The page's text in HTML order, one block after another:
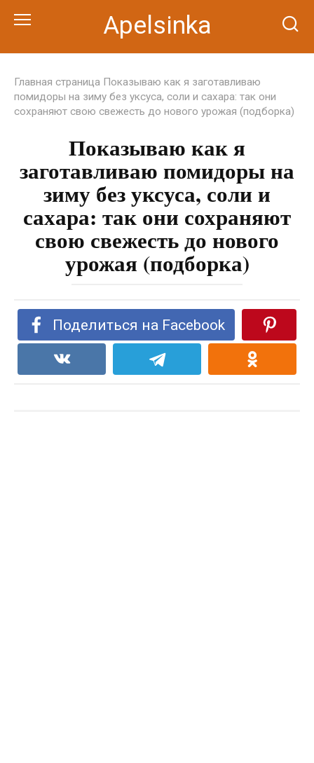
Apelsinka
Главная страница Показываю как я заготавливаю
помидоры на зиму без уксуса, соли и сахара: так они
сохраняют свою свежесть до нового урожая (подборка)
Показываю как я
заготавливаю помидоры на
зиму без уксуса, соли и
сахара: так они сохраняют
свою свежесть до нового
урожая (подборка)
Поделиться на Facebook